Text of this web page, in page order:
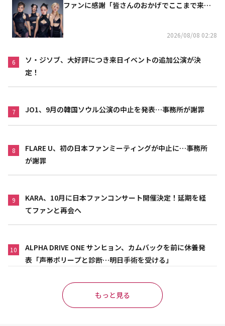
ファンに感謝「皆さんのおかげでここまで来ら
2026/08/08 02:28
6
ソ・ジソブ、大好評につき来日イベントの追加公演が決
定！
7 JO1、9月の韓国ソウル公演の中止を発表…事務所が謝罪
8
FLARE U、初の日本ファンミーティングが中止に…事務所
が謝罪
9
KARA、10月に日本ファンコンサート開催決定！延期を経
てファンと再会へ
10
ALPHA DRIVE ONE サンヒョン、カムバックを前に休養発
表「声帯ポリープと診断…明日手術を受ける」
もっと見る